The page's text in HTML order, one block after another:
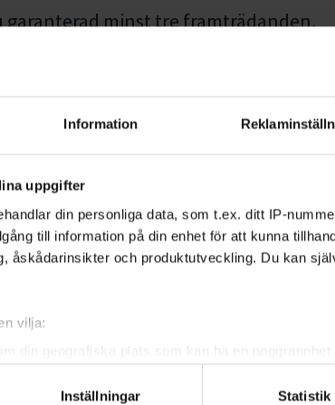
Information
uppgifter
din personliga data, som t.ex. ditt IP-
till information på din enhet för att kunna
åskådarinsikter och produktutveckling. Du kan
vilja:
din geografiska plats som kan ha en noggrannhet
Inställningar Statistik
garanterad minst tre framträdanden.
distriktsfestival och den stora
bättre. Här utvecklas du
med andra dansare samlar du
i samarbete med
arrangörer.
utvecklingen, sammanhållningen,
firandet, feedbackandet,